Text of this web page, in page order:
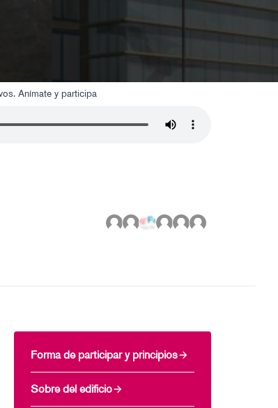
Anímate y participa
Forma de participar y principios
Sobre del edificio